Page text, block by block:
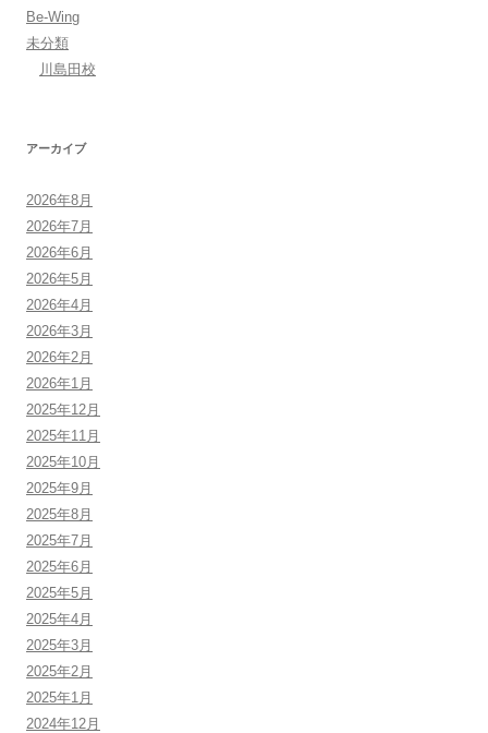
Be-Wing
未分類
川島田校
アーカイブ
2026年8月
2026年7月
2026年6月
2026年5月
2026年4月
2026年3月
2026年2月
2026年1月
2025年12月
2025年11月
2025年10月
2025年9月
2025年8月
2025年7月
2025年6月
2025年5月
2025年4月
2025年3月
2025年2月
2025年1月
2024年12月